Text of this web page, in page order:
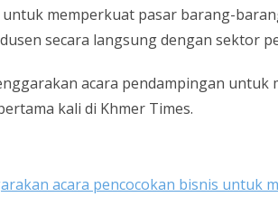
untuk memperkuat pasar barang-
secara langsung dengan sektor
acara pendampingan
kali di Khmer Times.
acara pencocokan bisnis untuk